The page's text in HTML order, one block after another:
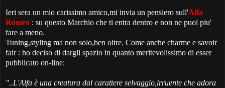
Ieri sera un mio carissimo amico,mi invia un pensiero sull'Alfa
Romeo : su questo Marchio che ti entra dentro e non ne puoi piu'
fare a meno.
Tuning,styling ma non solo,ben oltre. Come anche charme e savoir
fair : ho deciso di dargli spazio in quanto meritevolissimo di esser
pubblicato on-line:
"..L'Alfa è una creatura dal carattere selvaggio,irruente che adora